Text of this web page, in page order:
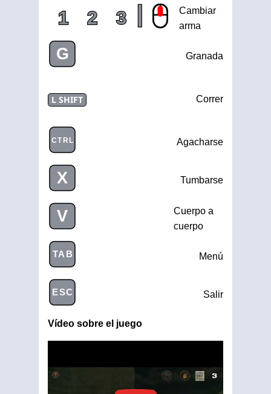
1 2 3 |
Cambiar
arma
G Granada
L SHIFT Correr
CTRL Agacharse
X Tumbarse
V
Cuerpo a
cuerpo
TAB Menú
ESC Salir
Vídeo sobre el juego